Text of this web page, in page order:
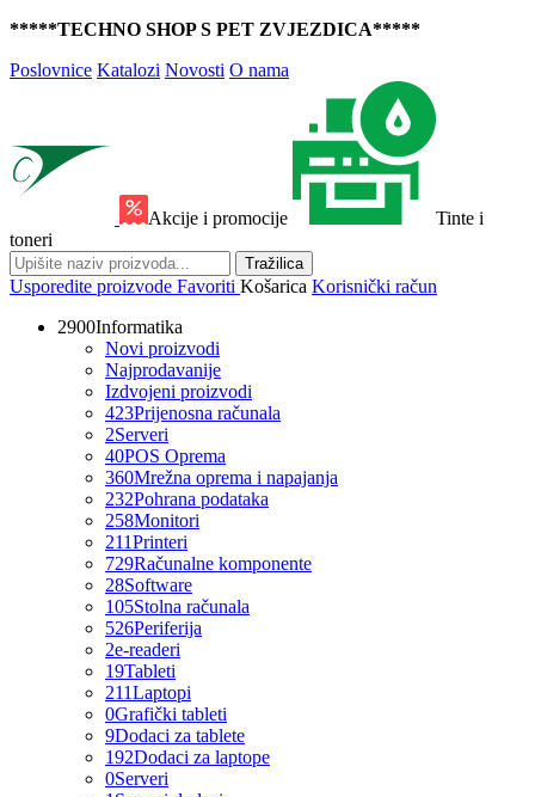
*****TECHNO SHOP S PET ZVJEZDICA*****
Poslovnice Katalozi Novosti O nama
Akcije i promocije
Tinte i
toneri
Tražilica
Usporedite proizvode Favoriti Košarica Korisnički račun
2900Informatika
Novi proizvodi
Najprodavanije
Izdvojeni proizvodi
423Prijenosna računala
2Serveri
40POS Oprema
360Mrežna oprema i napajanja
232Pohrana podataka
258Monitori
211Printeri
729Računalne komponente
28Software
105Stolna računala
526Periferija
2e-readeri
19Tableti
211Laptopi
0Grafički tableti
9Dodaci za tablete
192Dodaci za laptope
0Serveri